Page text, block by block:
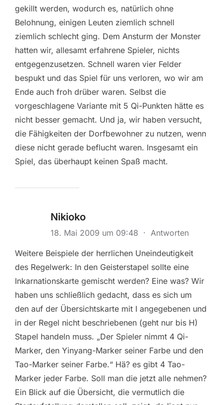
gekillt werden, wodurch es, natürlich ohne
Belohnung, einigen Leuten ziemlich schnell
ziemlich schlecht ging. Dem Ansturm der Monster
hatten wir, allesamt erfahrene Spieler, nichts
entgegenzusetzen. Schnell waren vier Felder
bespukt und das Spiel für uns verloren, wo wir am
Ende auch froh drüber waren. Selbst die
vorgeschlagene Variante mit 5 Qi-Punkten hätte es
nicht besser gemacht. Und ja, wir haben versucht,
die Fähigkeiten der Dorfbewohner zu nutzen, wenn
diese nicht gerade beflucht waren. Insgesamt ein
Spiel, das überhaupt keinen Spaß macht.
Nikioko
18. Mai 2009 um 09:48 · Antworten
Weitere Beispiele der herrlichen Uneindeutigkeit
des Regelwerk: In den Geisterstapel sollte eine
Inkarnationskarte gemischt werden? Eine was? Wir
haben uns schließlich gedacht, dass es sich um
den auf der Übersichtskarte mit I angegebenen und
in der Regel nicht beschriebenen (geht nur bis H)
Stapel handeln muss. „Der Spieler nimmt 4 Qi-
Marker, den Yinyang-Marker seiner Farbe und den
Tao-Marker seiner Farbe.“ Hä? es gibt 4 Tao-
Marker jeder Farbe. Soll man die jetzt alle nehmen?
Ein Blick auf die Übersicht, die vermutlich die